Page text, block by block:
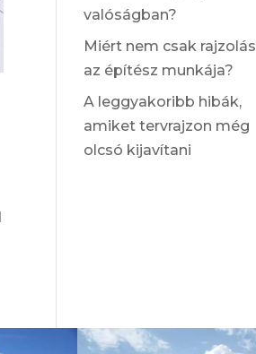
valóságban?
Miért nem csak rajzolás
az építész munkája?
A leggyakoribb hibák,
amiket tervrajzon még
olcsó kijavítani